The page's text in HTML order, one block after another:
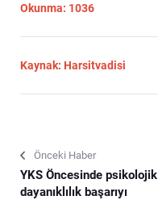
Okunma: 1036
Kaynak: Harsitvadisi
Önceki Haber
YKS Öncesinde psikolojik
dayanıklılık başarıyı